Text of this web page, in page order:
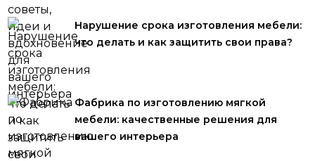
Нарушение срока изготовления мебели:
что делать и как защитить свои права?
Фабрика по изготовлению мягкой
мебели: качественные решения для
вашего интерьера